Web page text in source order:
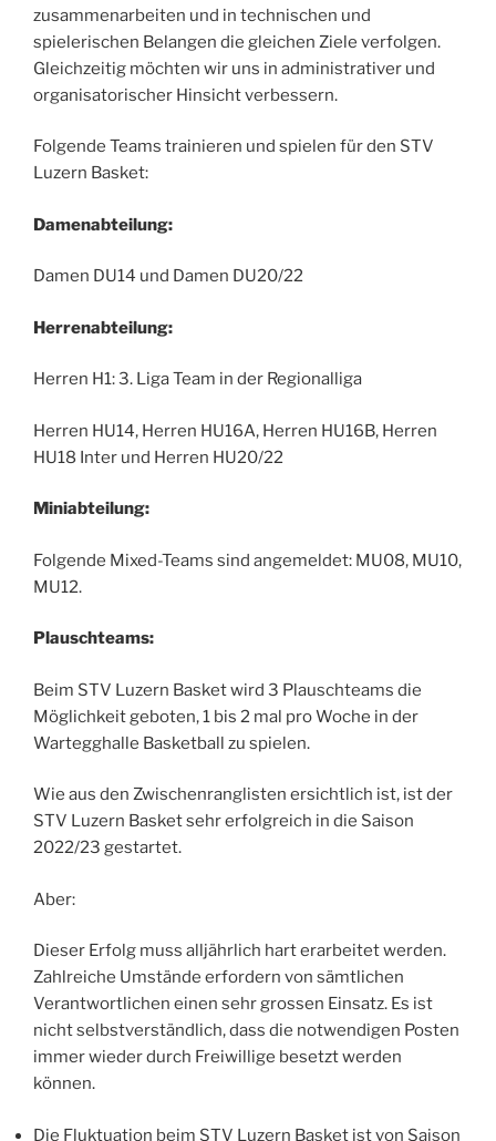
zusammenarbeiten und in technischen und
spielerischen Belangen die gleichen Ziele verfolgen.
Gleichzeitig möchten wir uns in administrativer und
organisatorischer Hinsicht verbessern.
Folgende Teams trainieren und spielen für den STV
Luzern Basket:
Damenabteilung:
Damen DU14 und Damen DU20/22
Herrenabteilung:
Herren H1: 3. Liga Team in der Regionalliga
Herren HU14, Herren HU16A, Herren HU16B, Herren
HU18 Inter und Herren HU20/22
Miniabteilung:
Folgende Mixed-Teams sind angemeldet: MU08, MU10,
MU12.
Plauschteams:
Beim STV Luzern Basket wird 3 Plauschteams die
Möglichkeit geboten, 1 bis 2 mal pro Woche in der
Wartegghalle Basketball zu spielen.
Wie aus den Zwischenranglisten ersichtlich ist, ist der
STV Luzern Basket sehr erfolgreich in die Saison
2022/23 gestartet.
Aber:
Dieser Erfolg muss alljährlich hart erarbeitet werden.
Zahlreiche Umstände erfordern von sämtlichen
Verantwortlichen einen sehr grossen Einsatz. Es ist
nicht selbstverständlich, dass die notwendigen Posten
immer wieder durch Freiwillige besetzt werden
können.
Die Fluktuation beim STV Luzern Basket ist von Saison